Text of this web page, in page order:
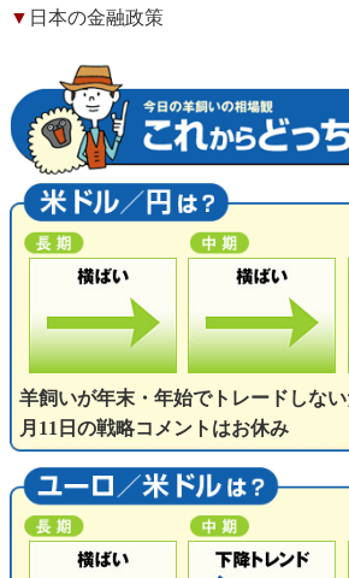
▼ 日本の金融政策
羊飼いが年末・年始でトレードしない
月11日の戦略コメントはお休み